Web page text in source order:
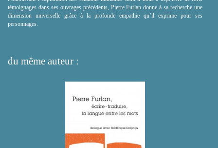
témoignages dans ses ouvrages précédents, Pierre Furlan donne à sa recherche une
dimension universelle grâce à la profonde empathie qu’il exprime pour ses
personnages.
du même auteur :